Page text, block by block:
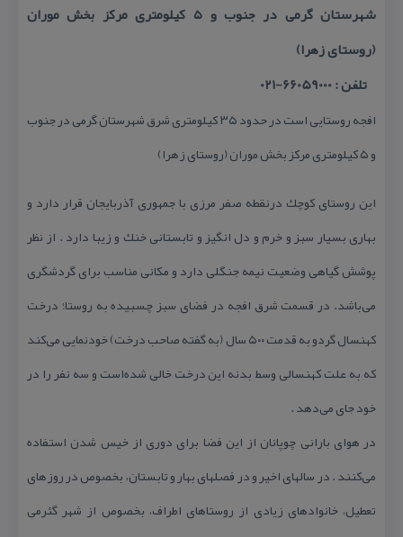
شهرستان گرمی در جنوب و ۵ كیلومتری مركز بخش موران
(روستای زهرا)
تلفن : 66059000-021
افجه روستایی است در حدود ۳۵ كیلومتری شرق شهرستان گرمی در جنوب
و ۵ كیلومتری مركز بخش موران (روستای زهرا)
این روستای كوچك درنقطه صفر مرزی با جمهوری آذربایجان قرار دارد و
بهاری بسیار سبز و خرم و دل انگیز و تابستانی خنك و زیبا دارد . از نظر
پوشش گیاهی وضعیت نیمه جنگلی دارد و مكانی مناسب برای گردشگری
می‌باشد. در قسمت شرق افجه در فضای سبز چسبیده به روستا؛ درخت
كهنسال گردو به قدمت ۵۰۰ سال (به گفته صاحب درخت) خودنمایی می‌كند
كه به علت كهنسالی وسط بدنه این درخت خالی شده‌است و سه نفر را در
خود جای می‌دهد .
در هوای بارانی چوپانان از این فضا برای دوری از خیس شدن استفاده
می‌كنند . در سالهای اخیر و در فصلهای بهار و تابستان، بخصوص در روزهای
تعطیل، خانوادهای زیادی از روستاهای اطراف، بخصوص از شهر گئرمی